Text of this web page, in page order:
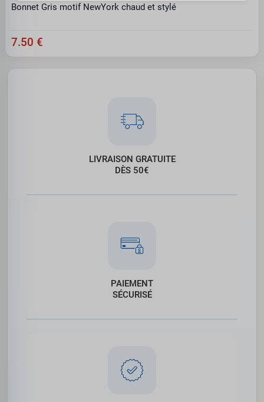
Bonnet Gris motif NewYork chaud et stylé
7.50 €
LIVRAISON GRATUITE
DÈS 50€
PAIEMENT
SÉCURISÉ